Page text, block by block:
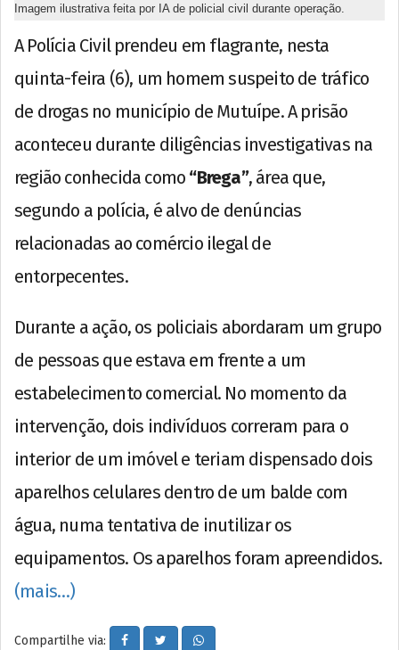
Imagem ilustrativa feita por IA de policial civil durante operação.
A Polícia Civil prendeu em flagrante, nesta
quinta-feira (6), um homem suspeito de tráfico
de drogas no município de Mutuípe. A prisão
aconteceu durante diligências investigativas na
região conhecida como “Brega”, área que,
segundo a polícia, é alvo de denúncias
relacionadas ao comércio ilegal de
entorpecentes.
Durante a ação, os policiais abordaram um grupo
de pessoas que estava em frente a um
estabelecimento comercial. No momento da
intervenção, dois indivíduos correram para o
interior de um imóvel e teriam dispensado dois
aparelhos celulares dentro de um balde com
água, numa tentativa de inutilizar os
equipamentos. Os aparelhos foram apreendidos.
(mais…)
Compartilhe via: